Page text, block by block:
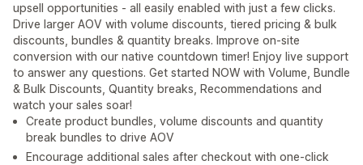
upsell opportunities - all easily enabled with just a few clicks.
Drive larger AOV with volume discounts, tiered pricing & bulk
discounts, bundles & quantity breaks. Improve on-site
conversion with our native countdown timer! Enjoy live support
to answer any questions. Get started NOW with Volume, Bundle
& Bulk Discounts, Quantity breaks, Recommendations and
watch your sales soar!
Create product bundles, volume discounts and quantity
break bundles to drive AOV
Encourage additional sales after checkout with one-click